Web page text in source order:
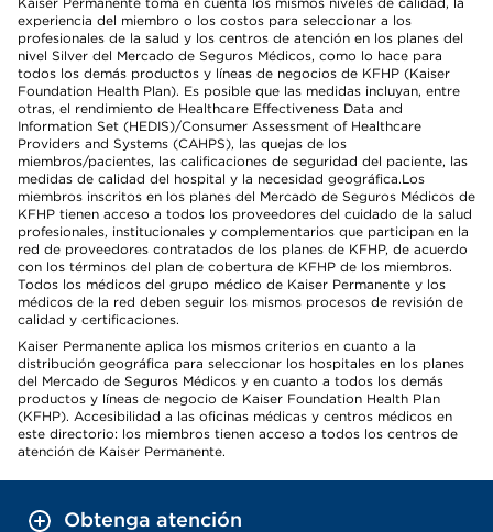
experiencia del miembro o los costos para seleccionar a los
profesionales de la salud y los centros de atención en los planes del
nivel Silver del Mercado de Seguros Médicos, como lo hace para
todos los demás productos y líneas de negocios de KFHP (Kaiser
Foundation Health Plan). Es posible que las medidas incluyan, entre
otras, el rendimiento de Healthcare Effectiveness Data and
Information Set (HEDIS)/Consumer Assessment of Healthcare
Providers and Systems (CAHPS), las quejas de los
miembros/pacientes, las calificaciones de seguridad del paciente, las
medidas de calidad del hospital y la necesidad geográfica.Los
miembros inscritos en los planes del Mercado de Seguros Médicos de
KFHP tienen acceso a todos los proveedores del cuidado de la salud
profesionales, institucionales y complementarios que participan en la
red de proveedores contratados de los planes de KFHP, de acuerdo
con los términos del plan de cobertura de KFHP de los miembros.
Todos los médicos del grupo médico de Kaiser Permanente y los
médicos de la red deben seguir los mismos procesos de revisión de
calidad y certificaciones.
Kaiser Permanente aplica los mismos criterios en cuanto a la
distribución geográfica para seleccionar los hospitales en los planes
del Mercado de Seguros Médicos y en cuanto a todos los demás
productos y líneas de negocio de Kaiser Foundation Health Plan
(KFHP). Accesibilidad a las oficinas médicas y centros médicos en
este directorio: los miembros tienen acceso a todos los centros de
atención de Kaiser Permanente.
Obtenga atención